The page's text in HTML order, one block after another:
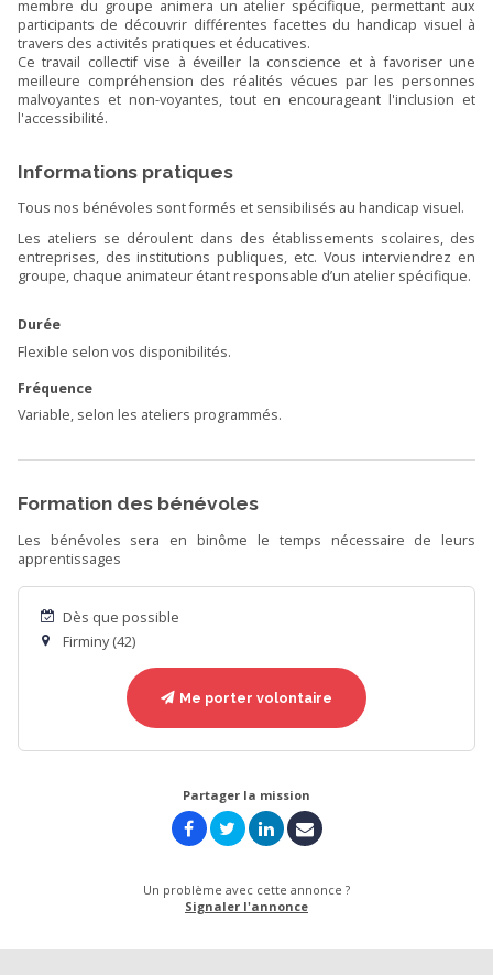
membre du groupe animera un atelier spécifique, permettant aux
participants de découvrir différentes facettes du handicap visuel à
travers des activités pratiques et éducatives.
Ce travail collectif vise à éveiller la conscience et à favoriser une
meilleure compréhension des réalités vécues par les personnes
malvoyantes et non-voyantes, tout en encourageant l'inclusion et
l'accessibilité.
Informations pratiques
Tous nos bénévoles sont formés et sensibilisés au handicap visuel.
Les ateliers se déroulent dans des établissements scolaires, des
entreprises, des institutions publiques, etc. Vous interviendrez en
groupe, chaque animateur étant responsable d’un atelier spécifique.
Durée
Flexible selon vos disponibilités.
Fréquence
Variable, selon les ateliers programmés.
Formation des bénévoles
Les bénévoles sera en binôme le temps nécessaire de leurs
apprentissages
Dès que possible
Firminy (42)
Me porter volontaire
Partager la mission
Un problème avec cette annonce ?
Signaler l'annonce